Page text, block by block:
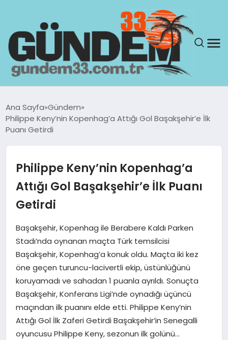
GÜNDEM
TEKNOLOJI
EKONOMI
MAGAZIN
Ana Sayfa Gündem
Philippe Keny’nin Kopenhag’a Attığı Gol Başakşehir’e İlk
Puanı Getirdi
Philippe Keny’nin Kopenhag’a
Attığı Gol Başakşehir’e İlk Puanı
Getirdi
Başakşehir, Kopenhag ile Berabere Kaldı Parken
Stadı’nda oynanan maçta Türk temsilcisi
Başakşehir, Kopenhag’a konuk oldu. Maçta iki kez
öne geçen turuncu-lacivertli ekip, üstünlüğünü
koruyamadı ve sahadan 1 puanla ayrıldı. Sonuçta
Başakşehir, Konferans Ligi’nde oynadığı üçüncü
maçından ilk puanını elde etti. Philippe Keny’nin
Attığı Gol İlk Zaferi Getirdi Başakşehir’in Senegalli
oyuncusu Philippe Keny, sezonun ilk golünü…